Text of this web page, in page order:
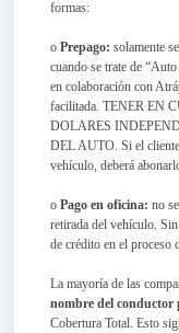
formas:
oPrepago: solamente
cuando se trate de
en colaboración con
facilitada. TENER EN
DOLARES
DEL AUTO. Si el
vehículo, deberá
oPago en oficina: no
retirada del vehículo.
de crédito en el proceso
La mayoría de las
nombre del conductor
Cobertura Total. Esto